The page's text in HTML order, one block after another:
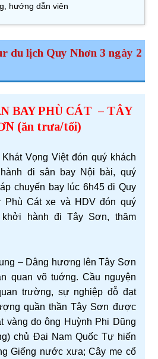
hướng dẫn viên
du lịch Quy Nhơn 3 ngày 2
BAY PHÙ CÁT – TÂY
(ăn trưa/tối)
Vọng Việt đón quý khách
đi sân bay Nội bài, quý
chuyến bay lúc 6h45 đi Quy
Phù Cát xe và HDV đón quý
khởi hành đi Tây Sơn, thăm
– Dâng hương lên Tây Sơn
quan võ tuớng. Cầu nguyện
trường, sự nghiệp đỗ đạt
quần thần Tây Sơn được
vàng do ông Huỳnh Phi Dũng
chủ Đại Nam Quốc Tự hiến
Giếng nước xưa; Cây me cổ